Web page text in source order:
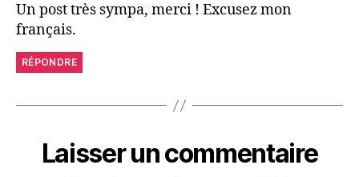
Un post très sympa, merci ! Excusez mon
français.
RÉPONDRE
Laisser un commentaire